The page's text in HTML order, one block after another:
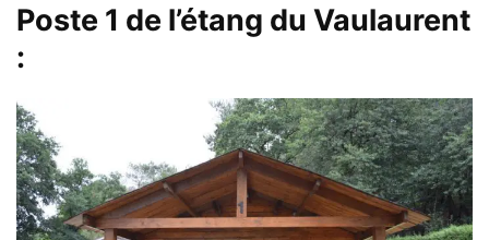
Poste 1 de l’étang du Vaulaurent
: